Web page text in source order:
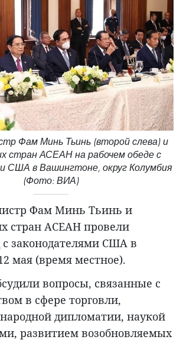
Фам Минь Тьинь (второй слева) и
стран АСЕАН на рабочем обеде с
США в Вашингтоне, округ Колумбия
(Фото: ВИА)
Фам Минь Тьинь и
стран АСЕАН провели
с законодателями США в
мая (время местное).
вопросы, связанные с
в сфере торговли,
дипломатии, наукой
развитием возобновляемых